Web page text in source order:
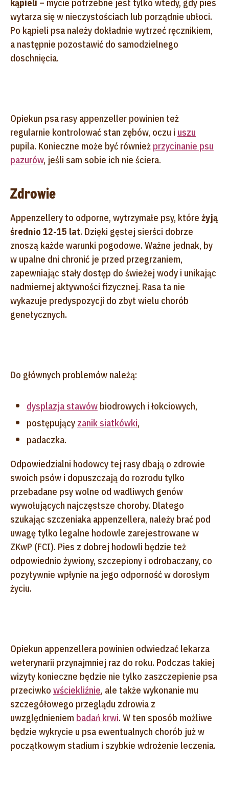
kąpieli – mycie potrzebne jest tylko wtedy, gdy pies
wytarza się w nieczystościach lub porządnie ubłoci.
Po kąpieli psa należy dokładnie wytrzeć ręcznikiem,
a następnie pozostawić do samodzielnego
doschnięcia.
Opiekun psa rasy appenzeller powinien też
regularnie kontrolować stan zębów, oczu i uszu
pupila. Konieczne może być również przycinanie psu
pazurów, jeśli sam sobie ich nie ściera.
Zdrowie
Appenzellery to odporne, wytrzymałe psy, które żyją
średnio 12-15 lat. Dzięki gęstej sierści dobrze
znoszą każde warunki pogodowe. Ważne jednak, by
w upalne dni chronić je przed przegrzaniem,
zapewniając stały dostęp do świeżej wody i unikając
nadmiernej aktywności fizycznej. Rasa ta nie
wykazuje predyspozycji do zbyt wielu chorób
genetycznych.
Do głównych problemów należą:
dysplazja stawów biodrowych i łokciowych,
postępujący zanik siatkówki,
padaczka.
Odpowiedzialni hodowcy tej rasy dbają o zdrowie
swoich psów i dopuszczają do rozrodu tylko
przebadane psy wolne od wadliwych genów
wywołujących najczęstsze choroby. Dlatego
szukając szczeniaka appenzellera, należy brać pod
uwagę tylko legalne hodowle zarejestrowane w
ZKwP (FCI). Pies z dobrej hodowli będzie też
odpowiednio żywiony, szczepiony i odrobaczany, co
pozytywnie wpłynie na jego odporność w dorosłym
życiu.
Opiekun appenzellera powinien odwiedzać lekarza
weterynarii przynajmniej raz do roku. Podczas takiej
wizyty konieczne będzie nie tylko zaszczepienie psa
przeciwko wściekliźnie, ale także wykonanie mu
szczegółowego przeglądu zdrowia z
uwzględnieniem badań krwi. W ten sposób możliwe
będzie wykrycie u psa ewentualnych chorób już w
początkowym stadium i szybkie wdrożenie leczenia.